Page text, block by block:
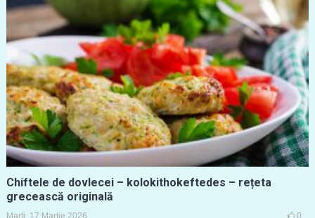
Chiftele de dovlecei – kolokithokeftedes – rețeta
grecească originală
Marți, 17 Martie 2026 0